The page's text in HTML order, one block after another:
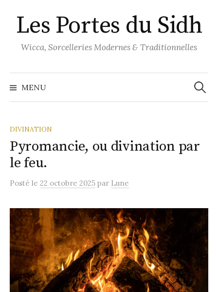
au
contenu
Les Portes du Sidh
Wicca, Sorcelleries Modernes & Traditionnelles
MENU
DIVINATION
Pyromancie, ou divination par
le feu.
Posté le 22 octobre 2025 par Lune